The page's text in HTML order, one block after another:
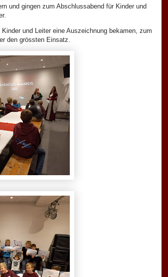
und gingen zum Abschlussabend für Kinder und
und Leiter eine Auszeichnung bekamen, zum
den grössten Einsatz.